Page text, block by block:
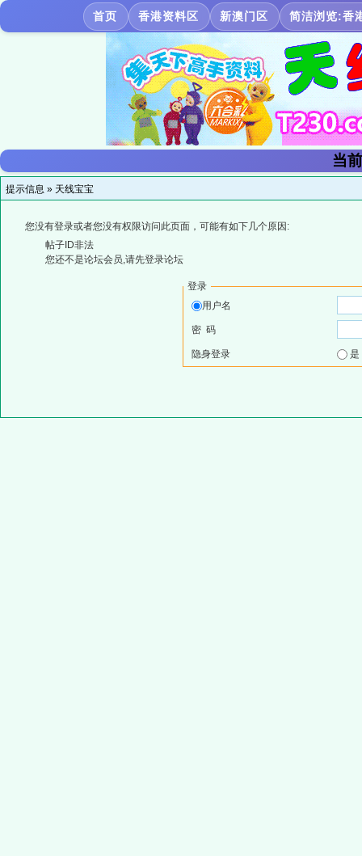
首页 香港资料区 新澳门区 简洁浏览:香
当
提示信息 » 天线宝宝
您没有登录或者您没有权限访问此页面，可能有如下几个原因:
帖子ID非法
您还不是论坛会员,请先登录论坛
登录
用户名
密 码
隐身登录